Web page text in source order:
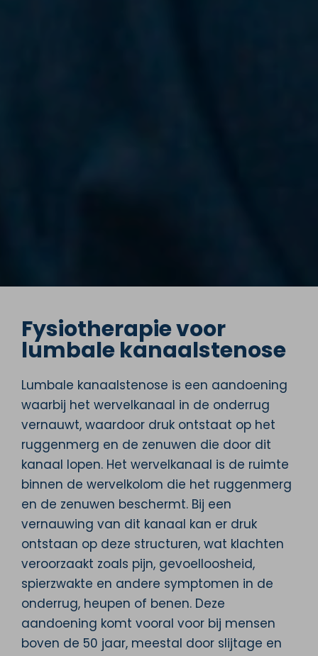
Fysiotherapie voor
lumbale kanaalstenose
Lumbale kanaalstenose is een aandoening
waarbij het wervelkanaal in de onderrug
vernauwt, waardoor druk ontstaat op het
ruggenmerg en de zenuwen die door dit
kanaal lopen. Het wervelkanaal is de ruimte
binnen de wervelkolom die het ruggenmerg
en de zenuwen beschermt. Bij een
vernauwing van dit kanaal kan er druk
ontstaan op deze structuren, wat klachten
veroorzaakt zoals pijn, gevoelloosheid,
spierzwakte en andere symptomen in de
onderrug, heupen of benen. Deze
aandoening komt vooral voor bij mensen
boven de 50 jaar, meestal door slijtage en